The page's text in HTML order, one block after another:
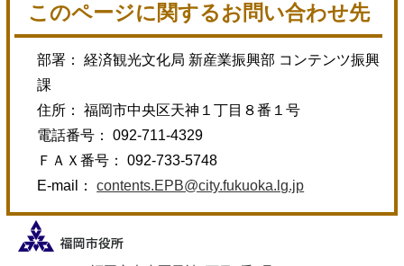
このページに関するお問い合わせ先
部署： 経済観光文化局 新産業振興部 コンテンツ振興
課
住所： 福岡市中央区天神１丁目８番１号
電話番号： 092-711-4329
ＦＡＸ番号： 092-733-5748
E-mail：contents.EPB@city.fukuoka.lg.jp